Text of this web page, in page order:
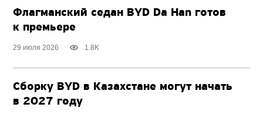
Флагманский седан BYD Da Han готов
к премьере
29 июля 2026 1.8K
Сборку BYD в Казахстане могут начать
в 2027 году